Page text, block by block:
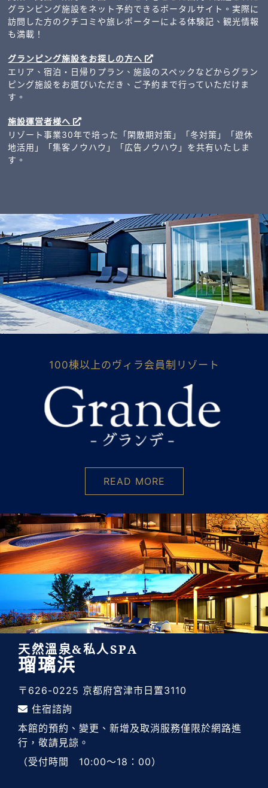
グランピング施設をネット予約できるポータルサイト。実際に
訪問した方のクチコミや旅レポーターによる体験記、観光情報
も満載！
グランピング施設をお探しの方へ
エリア、宿泊・日帰りプラン、施設のスペックなどからグラン
ピング施設をお選びいただき、ご予約まで行っていただけま
す。
施設運営者様へ
リゾート事業30年で培った「閑散期対策」「冬対策」「遊休
地活用」「集客ノウハウ」「広告ノウハウ」を共有いたしま
す。
100棟以上のヴィラ会員制リゾート
READ MORE
天然溫泉&私人SPA
瑠璃浜
〒626-0225 京都府宮津市日置3110
住宿諮詢
本館的預約、變更、新增及取消服務僅限於網路進
行，敬請見諒。
（受付時間 10:00～18：00）